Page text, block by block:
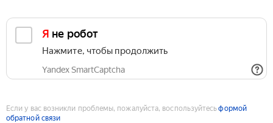
Я не робот
Нажмите, чтобы продолжить
Yandex SmartCaptcha
Если у вас возникли проблемы, пожалуйста, воспользуйтесьформой
обратной связи